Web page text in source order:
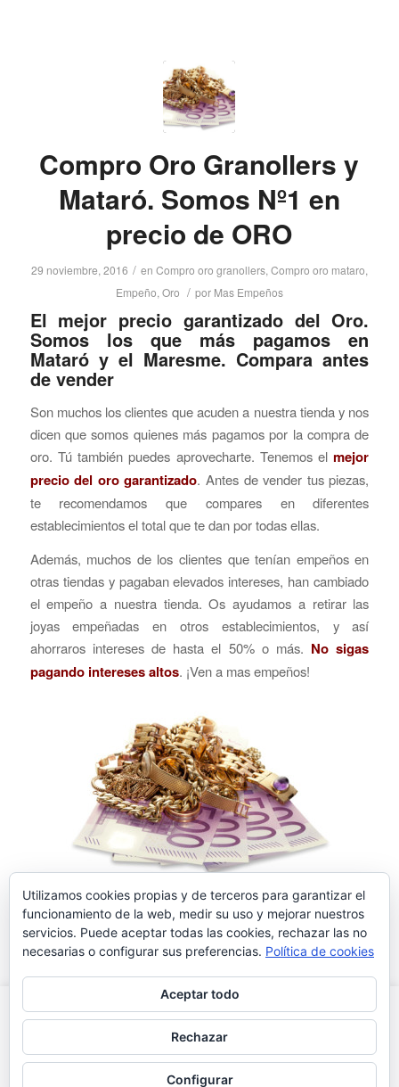
Compro Oro Granollers y
Mataró. Somos Nº1 en
precio de ORO
29 noviembre, 2016 / en Compro oro granollers,Compro oro mataro,
Empeño,Oro / por Mas Empeños
El mejor precio garantizado del Oro.
Somos los que más pagamos en
Mataró y el Maresme. Compara antes
de vender
Son muchos los clientes que acuden a nuestra tienda y nos
dicen que somos quienes más pagamos por la compra de
oro. Tú también puedes aprovecharte. Tenemos elmejor
precio del oro garantizado. Antes de vender tus piezas,
te recomendamos que compares en diferentes
establecimientos el total que te dan por todas ellas.
Además, muchos de los clientes que tenían empeños en
otras tiendas y pagaban elevados intereses, han cambiado
el empeño a nuestra tienda. Os ayudamos a retirar las
joyas empeñadas en otros establecimientos, y así
ahorraros intereses de hasta el 50% o más. No sigas
pagando intereses altos. ¡Ven a mas empeños!
Leer más
masempeños © 2015 · Rda. O'Donnell 86 · Mataró (Barcelona) ·
Este sítio web utiliza cookies para que tengas la mejor
experiencia de usuario. Si continúas navegando estás dando tu
consentimiento para la aceptación de las mencionadas cookies y
la aceptación de nuestra política de cookies.
Utilizamos cookies propias y de terceros para garantizar el
funcionamiento de la web, medir su uso y mejorar nuestros
servicios. Puede aceptar todas las cookies, rechazar las no
necesarias o configurar sus preferencias. Política de cookies
Aceptar todo
Rechazar
Configurar